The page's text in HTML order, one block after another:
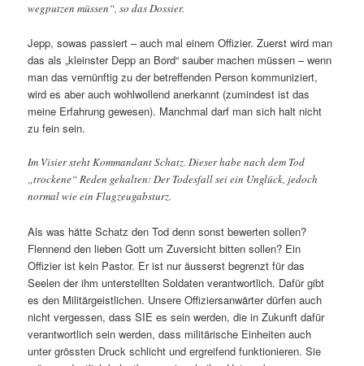
wegputzen müssen“, so das Dossier.
Jepp, sowas passiert – auch mal einem Offizier. Zuerst wird man
das als „kleinster Depp an Bord“ sauber machen müssen – wenn
man das vernünftig zu der betreffenden Person kommuniziert,
wird es aber auch wohlwollend anerkannt (zumindest ist das
meine Erfahrung gewesen). Manchmal darf man sich halt nicht
zu fein sein.
Im Visier steht Kommandant Schatz. Dieser habe nach dem Tod
„trockene“ Reden gehalten: Der Todesfall sei ein Unglück, jedoch
normal wie ein Flugzeugabsturz.
Als was hätte Schatz den Tod denn sonst bewerten sollen?
Flennend den lieben Gott um Zuversicht bitten sollen? Ein
Offizier ist kein Pastor. Er ist nur äusserst begrenzt für das
Seelen der ihm unterstellten Soldaten verantwortlich. Dafür gibt
es den Militärgeistlichen. Unsere Offiziersanwärter dürfen auch
nicht vergessen, dass SIE es sein werden, die in Zukunft dafür
verantwortlich sein werden, dass militärische Einheiten auch
unter grössten Druck schlicht und ergreifend funktionieren. Sie